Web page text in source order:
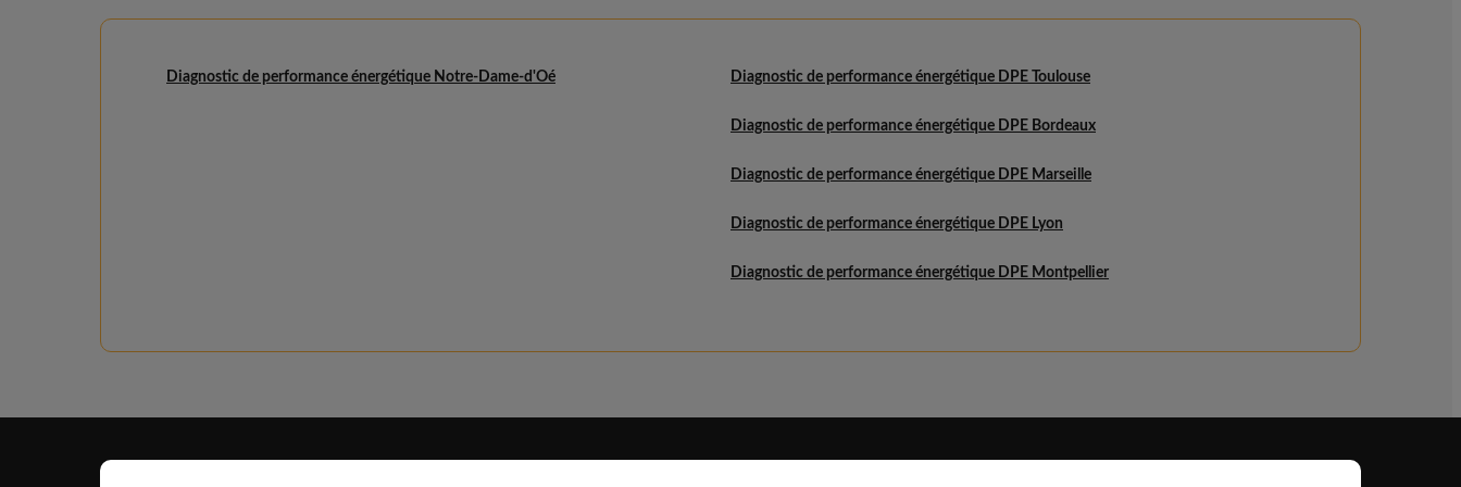
Diagnostic de performance énergétique Notre-Dame-d'Oé Diagnostic de performance énergétique DPE Toulouse
Diagnostic de performance énergétique DPE Bordeaux
Diagnostic de performance énergétique DPE Marseille
Diagnostic de performance énergétique DPE Lyon
Diagnostic de performance énergétique DPE Montpellier